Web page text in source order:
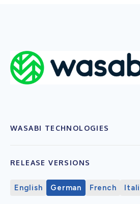
WASABI TECHNOLOGIES
RELEASE VERSIONS
English German French